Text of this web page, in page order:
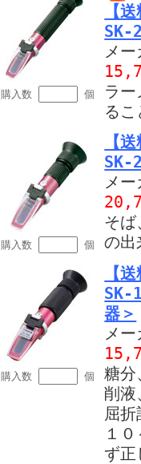
購入数 個
【
SK-
メ
ラ
る
購入数 個
【
SK-
メ
そば
の出
購入数 個
【
SK-
器＞
メ
糖分
削液
屈
１
ず正